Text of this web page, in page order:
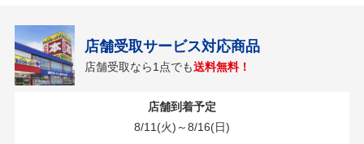
店舗受取サービス対応商品
店舗受取なら1点でも送料無料！
店舗到着予定
8/11(火)～8/16(日)